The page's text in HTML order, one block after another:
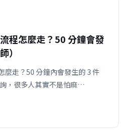
程怎麼走？50 分鐘會發
）
麼走？50 分鐘內會發生的 3 件
，很多人其實不是怕麻…